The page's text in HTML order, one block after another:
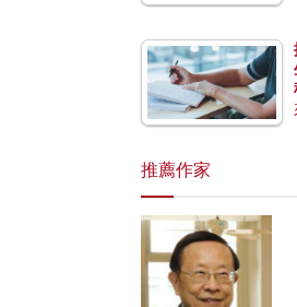
推薦作家